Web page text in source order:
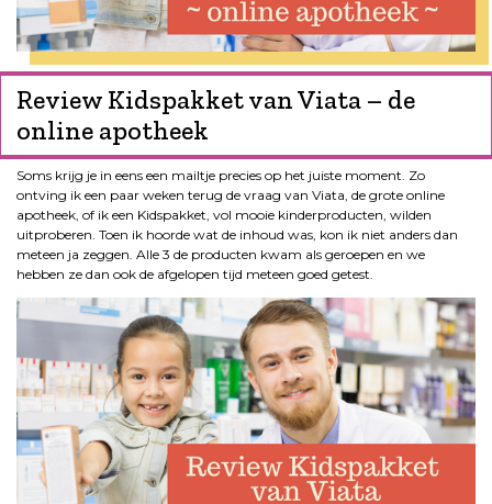
Review Kidspakket van Viata – de
online apotheek
Soms krijg je in eens een mailtje precies op het juiste moment. Zo
ontving ik een paar weken terug de vraag van Viata, de grote online
apotheek, of ik een Kidspakket, vol mooie kinderproducten, wilden
uitproberen. Toen ik hoorde wat de inhoud was, kon ik niet anders dan
meteen ja zeggen. Alle 3 de producten kwam als geroepen en we
hebben ze dan ook de afgelopen tijd meteen goed getest.